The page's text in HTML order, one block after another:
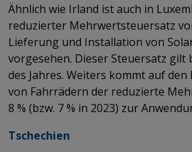
Ähnlich wie Irland ist auch in
reduzierter Mehrwertsteuersatz
Lieferung und Installation von
vorgesehen. Dieser Steuersatz gilt
des Jahres. Weiters kommt auf
von Fahrrädern der reduzierte
8 % (bzw. 7 % in 2023) zur
Tschechien